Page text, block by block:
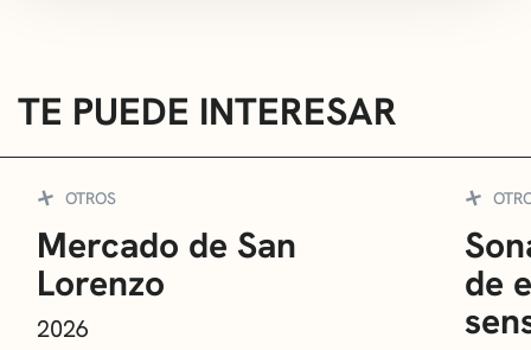
TE PUEDE INTERESAR
OTROS
Mercado de San
Lorenzo
2026
de